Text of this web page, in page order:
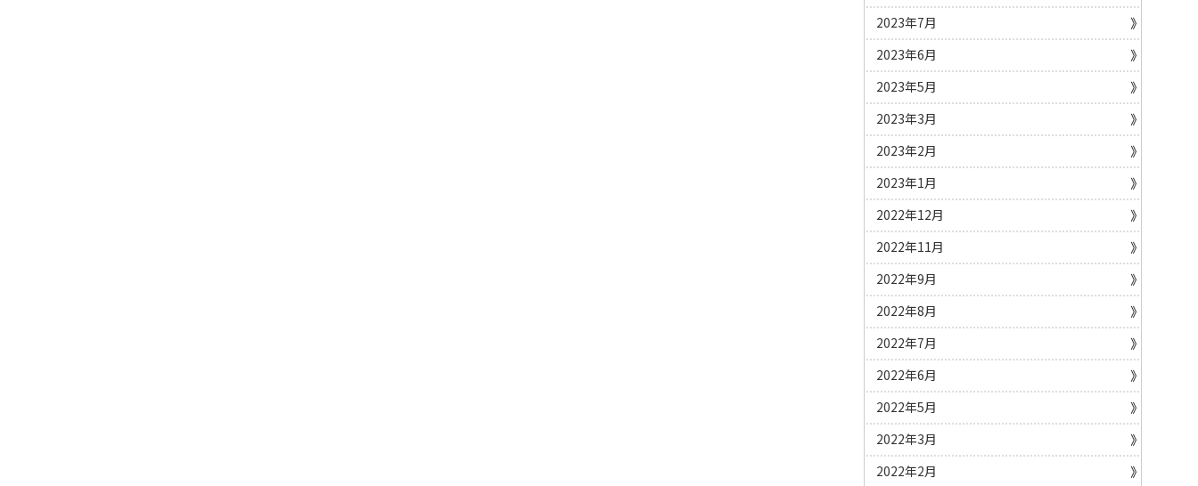
2023年7月
2023年6月
2023年5月
2023年3月
2023年2月
2023年1月
2022年12月
2022年11月
2022年9月
2022年8月
2022年7月
2022年6月
2022年5月
2022年3月
2022年2月